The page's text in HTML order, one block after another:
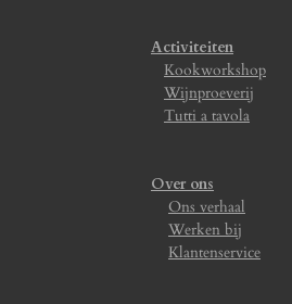
Activiteiten
Kookworkshop
Wijnproeverij
Tutti a tavola
Over ons
Ons verhaal
Werken bij
Klantenservice